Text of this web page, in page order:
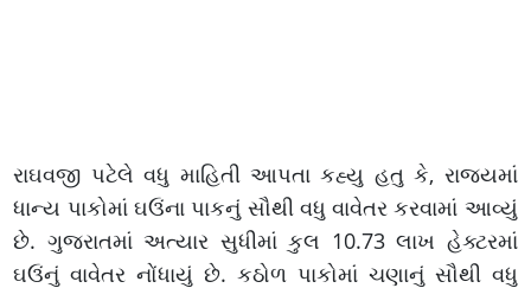
રાઘવજી પટેલે વધુ માહિતી આપતા કહ્યુ હતુ કે, રાજ્યમાં
ધાન્ય પાકોમાં ઘઉંના પાકનું સૌથી વધુ વાવેતર કરવામાં આવ્યું
છે. ગુજરાતમાં અત્યાર સુધીમાં કુલ 10.73 લાખ હેક્ટરમાં
ઘઉંનું વાવેતર નોંધાયું છે. કઠોળ પાકોમાં ચણાનું સૌથી વધુ